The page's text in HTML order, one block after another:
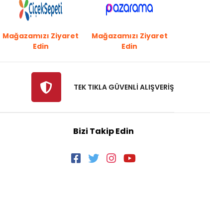
Mağazamızı Ziyaret
Edin
Mağazamızı Ziyaret
Edin
TEK TIKLA GÜVENLİ ALIŞVERİŞ
Bizi Takip Edin